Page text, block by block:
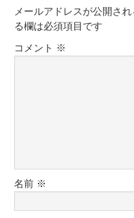
メールアドレスが公開さ
る欄は必須項目です
コメント ※
名前 ※